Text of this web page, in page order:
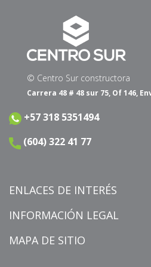
© Centro Sur constructora
Carrera 48 # 48 sur 75, Of 146,
+57 318 5351494
(604) 322 41 77
ENLACES DE INTERÉS
INFORMACIÓN LEGAL
MAPA DE SITIO